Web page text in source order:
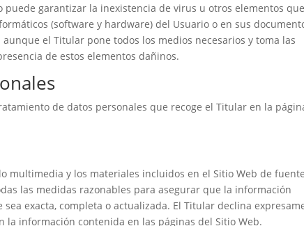
garantizar la inexistencia de virus u otros elementos que
(software y hardware) del Usuario o en sus
el Titular pone todos los medios necesarios y toma las
de estos elementos dañinos.
de datos personales que recoge el Titular en la
multimedia y los materiales incluidos en el Sitio Web de
las medidas razonables para asegurar que la información
exacta, completa o actualizada. El Titular declina
información contenida en las páginas del Sitio Web.